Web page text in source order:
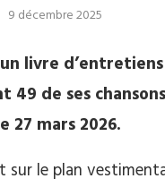
9 décembre 2025
livre
de ses
27 mars 2026.
sur le plan